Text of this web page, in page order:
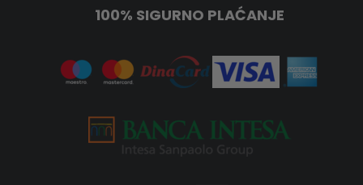
100% SIGURNO PLAĆANJE